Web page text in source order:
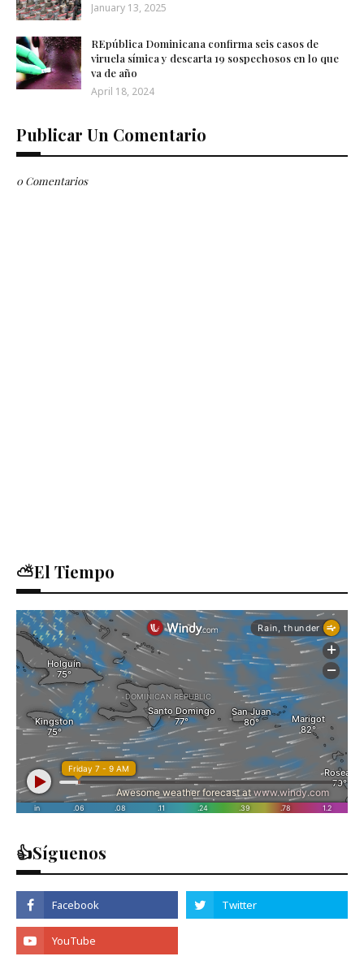
January 13, 2025
REpública Dominicana confirma seis casos de
viruela símica y descarta 19 sospechosos en lo que
va de año
April 18, 2024
Publicar Un Comentario
0 Comentarios
⛅El Tiempo
👍Síguenos